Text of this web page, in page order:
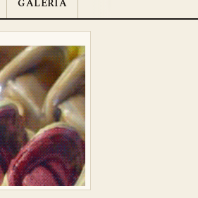
GALÉRIA